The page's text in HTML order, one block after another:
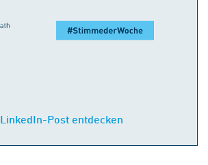
LinkedIn-Post entdecken